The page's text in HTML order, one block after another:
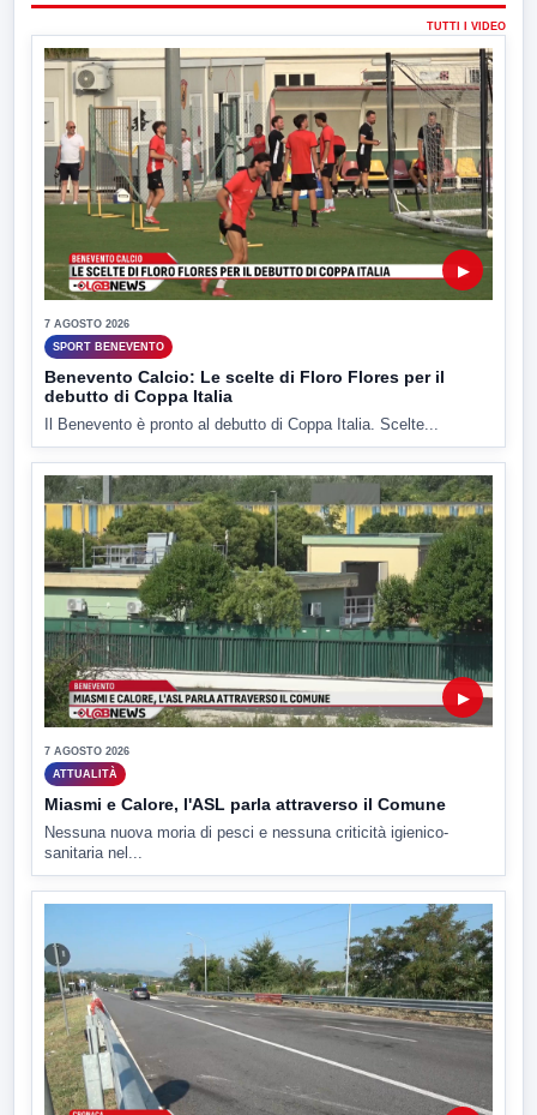
TUTTI I VIDEO
▶
7 AGOSTO 2026
SPORT BENEVENTO
Benevento Calcio: Le scelte di Floro Flores per il
debutto di Coppa Italia
Il Benevento è pronto al debutto di Coppa Italia. Scelte...
▶
7 AGOSTO 2026
ATTUALITÀ
Miasmi e Calore, l'ASL parla attraverso il Comune
Nessuna nuova moria di pesci e nessuna criticità igienico-
sanitaria nel...